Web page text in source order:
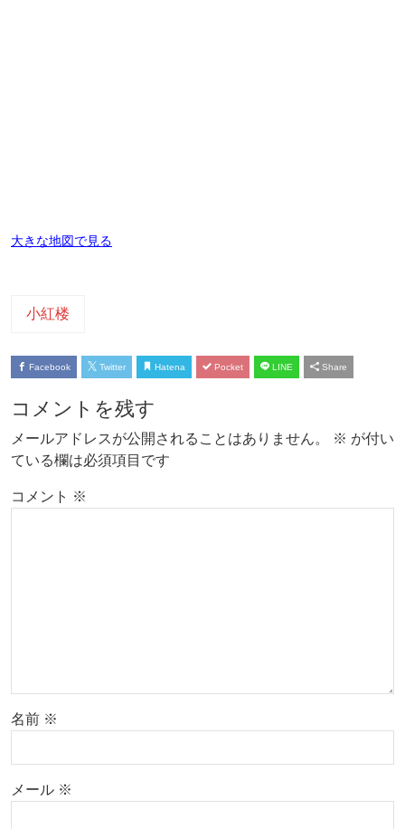
大きな地図で見る
小紅楼
Facebook Twitter Hatena Pocket LINE Share
コメントを残す
メールアドレスが公開されることはありません。 ※ が付い
ている欄は必須項目です
コメント ※
名前 ※
メール ※